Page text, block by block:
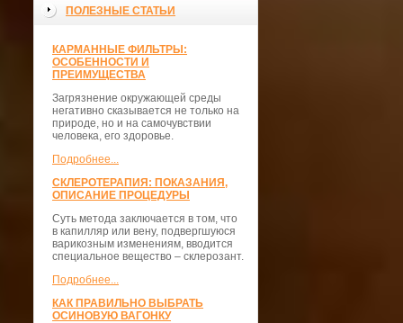
ПОЛЕЗНЫЕ СТАТЬИ
КАРМАННЫЕ ФИЛЬТРЫ:
ОСОБЕННОСТИ И
ПРЕИМУЩЕСТВА
Загрязнение окружающей среды
негативно сказывается не только на
природе, но и на самочувствии
человека, его здоровье.
Подробнее...
СКЛЕРОТЕРАПИЯ: ПОКАЗАНИЯ,
ОПИСАНИЕ ПРОЦЕДУРЫ
Суть метода заключается в том, что
в капилляр или вену, подвергшуюся
варикозным изменениям, вводится
специальное вещество – склерозант.
Подробнее...
КАК ПРАВИЛЬНО ВЫБРАТЬ
ОСИНОВУЮ ВАГОНКУ